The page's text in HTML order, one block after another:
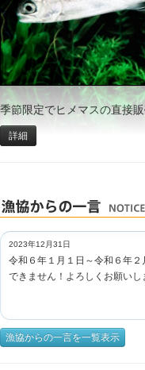
季節限定でヒメマスの直接販
詳細
2023年12月31日
令和６年１月１日～令和６年
できません！よろしくお願いし
漁協からの一言を一覧表示